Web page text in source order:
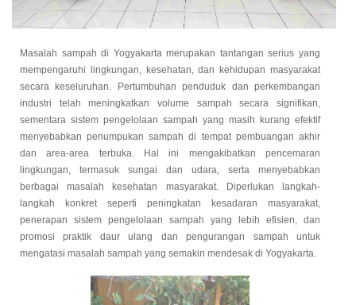
Masalah sampah di Yogyakarta merupakan tantangan serius yang
mempengaruhi lingkungan, kesehatan, dan kehidupan masyarakat
secara keseluruhan. Pertumbuhan penduduk dan perkembangan
industri telah meningkatkan volume sampah secara signifikan,
sementara sistem pengelolaan sampah yang masih kurang efektif
menyebabkan penumpukan sampah di tempat pembuangan akhir
dan area-area terbuka. Hal ini mengakibatkan pencemaran
lingkungan, termasuk sungai dan udara, serta menyebabkan
berbagai masalah kesehatan masyarakat. Diperlukan langkah-
langkah konkret seperti peningkatan kesadaran masyarakat,
penerapan sistem pengelolaan sampah yang lebih efisien, dan
promosi praktik daur ulang dan pengurangan sampah untuk
mengatasi masalah sampah yang semakin mendesak di Yogyakarta.